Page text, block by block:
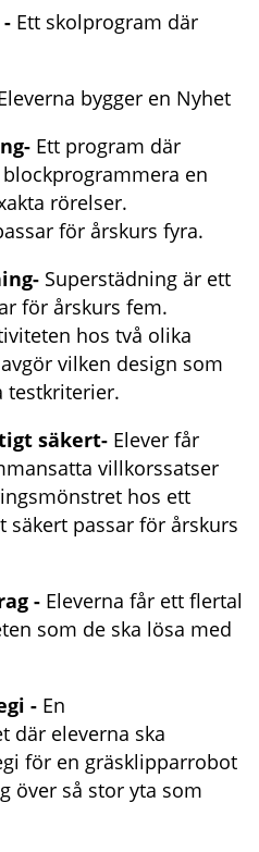
Ett skolprogram där
bygger en Nyhet
Ett program där
en
rörelser.
för årskurs fyra.
Superstädning är ett
för årskurs fem.
hos två olika
vilken design som
testkriterier.
säkert- Elever får
villkorssatser
hos ett
säkert passar för årskurs
- Eleverna får ett flertal
som de ska lösa med
- En
där eleverna ska
för en gräsklipparrobot
över så stor yta som